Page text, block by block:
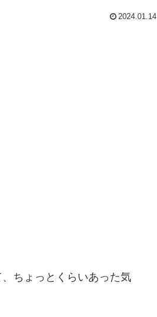
2024.01.14
ちょっとくらいあった気